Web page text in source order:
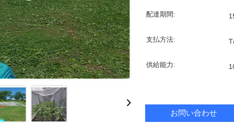
配達期間:
支払方法:
供給能力:
お問い合わせ